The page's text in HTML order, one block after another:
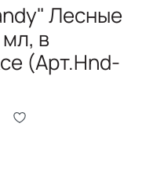
Лесные
в
(Арт.Hnd-